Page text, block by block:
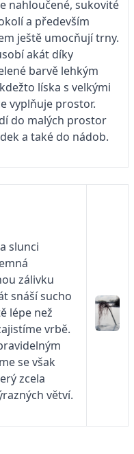
nahloučené, sukovité
a především
ještě umocňují trny.
akát díky
barvě lehkým
líska s velkými
vyplňuje prostor.
do malých prostor
a také do nádob.
slunci
zálivku
snáší sucho
lépe než
vrbě.
se však
zcela
větví.